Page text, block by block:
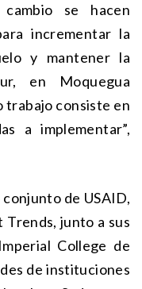
se hacen
incrementar la
y mantener la
en Moquegua
trabajo consiste en
a implementar”,
de USAID,
Trends, junto a sus
College de
de instituciones